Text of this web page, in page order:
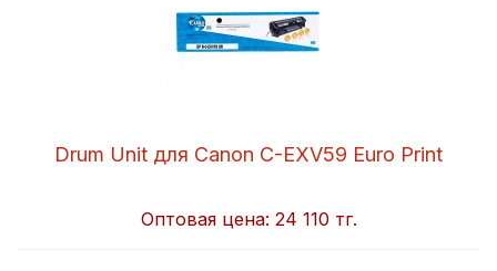
Drum Unit для Canon C-EXV59 Euro Print
Оптовая цена: 24 110 тг.